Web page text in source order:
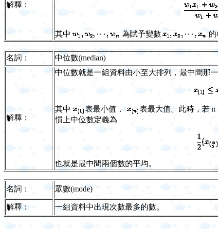
解釋：
其中 為賦予變數
名詞： 中位數(median)
解釋：
中位數就是一組資料由小至大排列，最中間那
其中 表最小值，
表最大值。此時，若
慣上中位數定義為
也就是最中間兩個數的平均。
名詞： 眾數(mode)
解釋： 一組資料中出現次數最多的數。